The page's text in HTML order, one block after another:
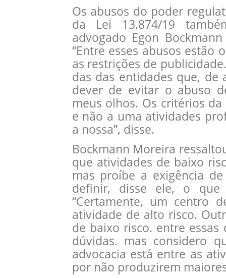
Os abusos do poder
da Lei 13.874/19
advogado Egon
“Entre esses abusos
as restrições de
das das entidades que,
dever de evitar o abuso
meus olhos. Os critérios
e não a uma atividades
a nossa”, disse.
Bockmann Moreira
que atividades de baixo
mas proíbe a exigência
definir, disse ele, o
“Certamente, um centro
atividade de alto risco.
de baixo risco. entre
dúvidas. mas considero
advocacia está entre as
por não produzirem